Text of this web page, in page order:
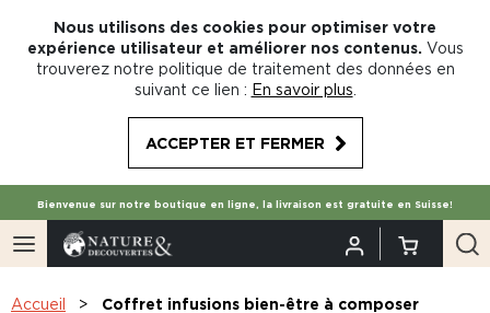
Nous utilisons des cookies pour optimiser votre
expérience utilisateur et améliorer nos contenus. Vous
trouverez notre politique de traitement des données en
suivant ce lien : En savoir plus
ACCEPTER ET FERMER
Bienvenue sur notre boutique en ligne, la livraison est gratuite en Suisse!
Accueil Coffret infusions bien-être à composer